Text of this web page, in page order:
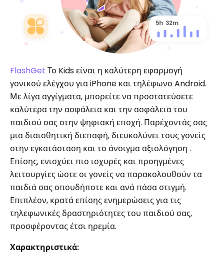
FlashGet Το Kids είναι η καλύτερη εφαρμογή
γονικού ελέγχου για iPhone και τηλέφωνο Android.
Με λίγα αγγίγματα, μπορείτε να προστατεύσετε
καλύτερα την ασφάλεια και την ασφάλεια του
παιδιού σας στην ψηφιακή εποχή. Παρέχοντάς σας
μια διαισθητική διεπαφή, διευκολύνει τους γονείς
στην εγκατάσταση και το άνοιγμα αξιολόγηση .
Επίσης, ενισχύει πιο ισχυρές και προηγμένες
λειτουργίες ώστε οι γονείς να παρακολουθούν τα
παιδιά σας οπουδήποτε και ανά πάσα στιγμή.
Επιπλέον, κρατά επίσης ενημερώσεις για τις
τηλεφωνικές δραστηριότητες του παιδιού σας,
προσφέροντας έτσι ηρεμία.
Χαρακτηριστικά: